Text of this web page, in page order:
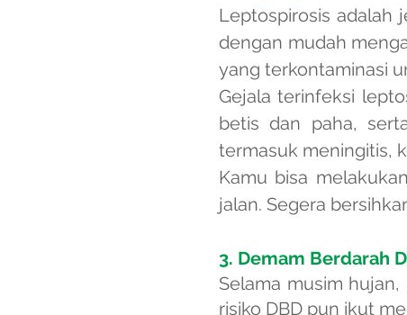
Leptospirosis adalah
dengan mudah
yang terkontaminasi
Gejala terinfeksi
betis dan paha,
termasuk meningitis,
Kamu bisa
jalan. Segera
3. Demam Berdarah
Selama musim
risiko DBD pun ikut